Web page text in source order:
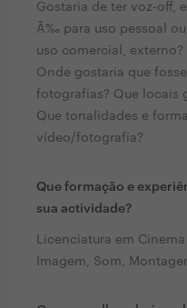
Gostaria de ter voz-off,
Ã‰ para uso pessoal
uso comercial, externo?
Onde gostaria que
fotografias? Que locais
Que tonalidades e
vídeo/fotografia?
Que formação e
sua actividade?
Licenciatura em
Imagem, Som,